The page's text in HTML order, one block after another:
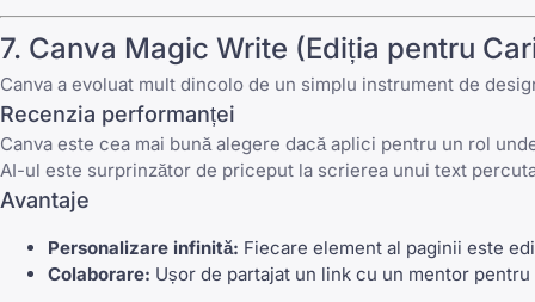
7. Canva Magic Write (Ediția pentru
Canva a evoluat mult dincolo de un simplu instrument de
Recenzia performanței
Canva este cea mai bună alegere dacă aplici pentru un rol
AI-ul este surprinzător de priceput la scrierea unui text
Avantaje
Personalizare infinită: Fiecare element al paginii este
Colaborare: Ușor de partajat un link cu un mentor